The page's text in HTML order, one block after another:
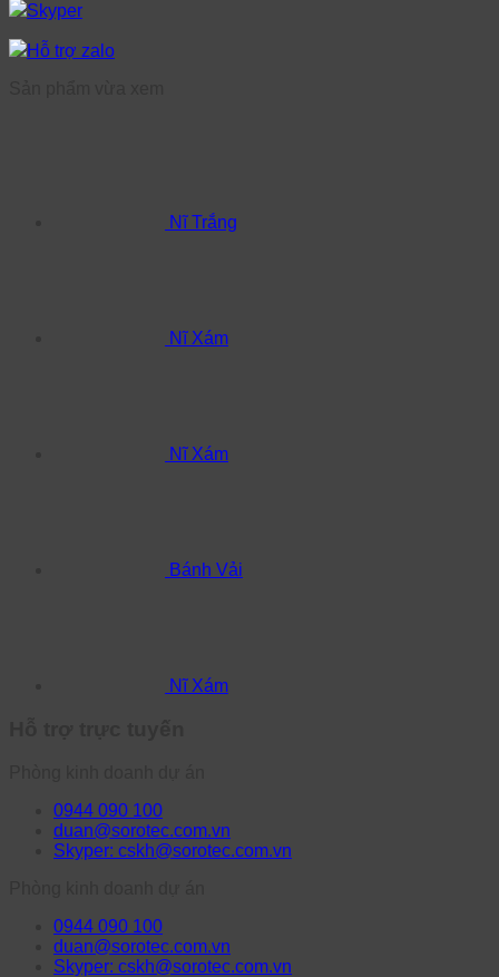
Skyper
Hỗ trợ zalo
Nĩ Trắng
Nĩ Xám
Nĩ Xám
Bánh Vải
Nĩ Xám
0944 090 100
duan@sorotec.com.vn
Skyper: cskh@sorotec.com.vn
0944 090 100
duan@sorotec.com.vn
Skyper: cskh@sorotec.com.vn